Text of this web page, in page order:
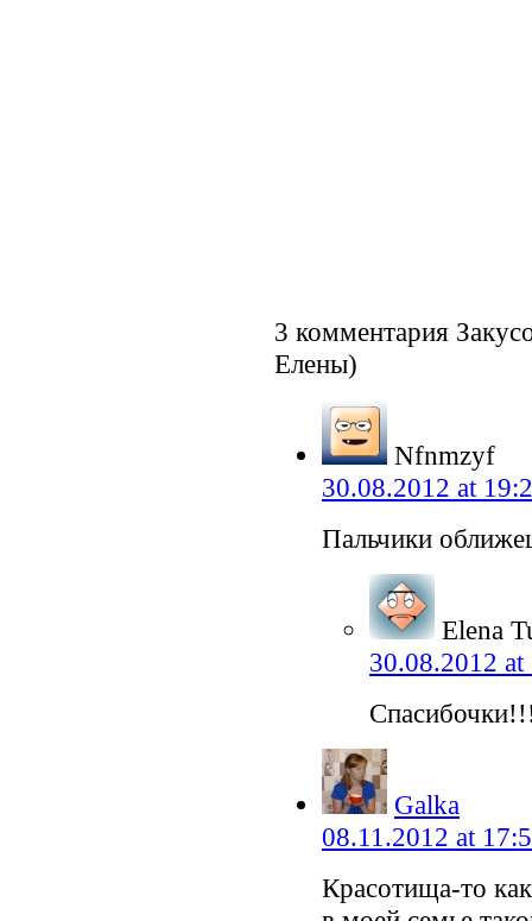
3 комментария
Елены)
Nfnmzyf
30.08.2012 at
Пальчики
Elena
30.08.2012 at
Galka
08.11.2012 at
Красотища-то